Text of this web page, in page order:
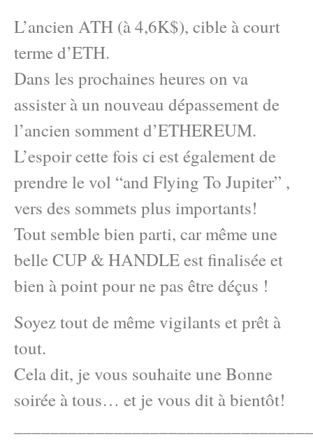
L’ancien ATH (à 4,6K$), cible à court
terme d’ETH.
Dans les prochaines heures on va
assister à un nouveau dépassement de
l’ancien somment d’ETHEREUM.
L’espoir cette fois ci est également de
prendre le vol “and Flying To Jupiter” ,
vers des sommets plus importants!
Tout semble bien parti, car même une
belle CUP & HANDLE est finalisée et
bien à point pour ne pas être déçus !
Soyez tout de même vigilants et prêt à
tout.
Cela dit, je vous souhaite une Bonne
soirée à tous… et je vous dit à bientôt!